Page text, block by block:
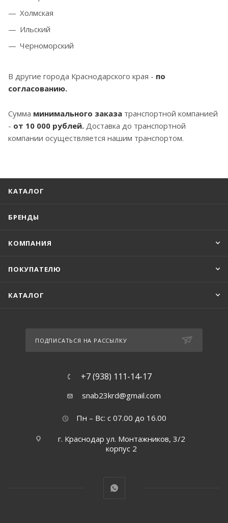
Холмская
Ильский
Черноморский
В другие города Краснодарского края - по
согласованию.
Сумма минимального заказа транспортной компанией
- от 10 000 рублей. Доставка до транспортной
компании осуществляется нашим транспортом.
КАТАЛОГ
БРЕНДЫ
КОМПАНИЯ
ПОКУПАТЕЛЮ
КАТАЛОГ
ПОДПИСАТЬСЯ НА РАССЫЛКУ
+7 (938) 111-14-17
snab23krd@gmail.com
Пн – Вс: с 07.00 до 16.00
г. Краснодар ул. Монтажников, 3/2
корпус 2